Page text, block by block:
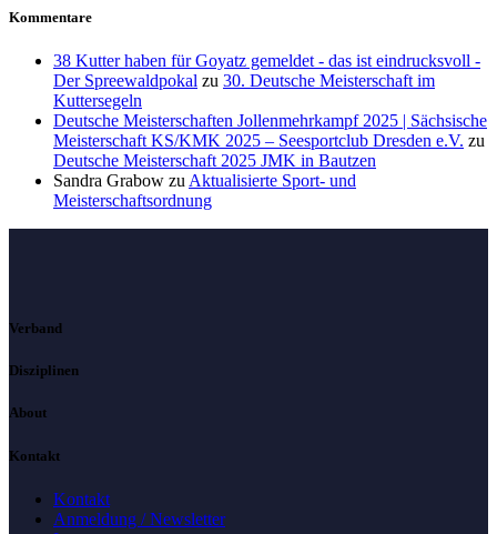
Kommentare
38 Kutter haben für Goyatz gemeldet - das ist eindrucksvoll -
Der Spreewaldpokal zu 30. Deutsche Meisterschaft im
Kuttersegeln
Deutsche Meisterschaften Jollenmehrkampf 2025 | Sächsische
Meisterschaft KS/KMK 2025 – Seesportclub Dresden e.V. zu
Deutsche Meisterschaft 2025 JMK in Bautzen
Sandra Grabow zu Aktualisierte Sport- und
Meisterschaftsordnung
Verband
Disziplinen
About
Kontakt
Kontakt
Anmeldung / Newsletter